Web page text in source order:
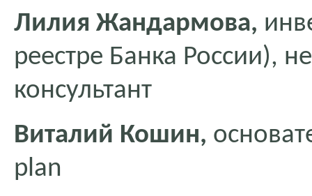
Лилия Жандармова,
реестре Банка России),
консультант
Виталий Кошин,
plan